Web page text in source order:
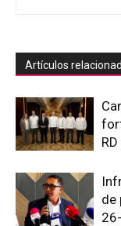
Artículos
de